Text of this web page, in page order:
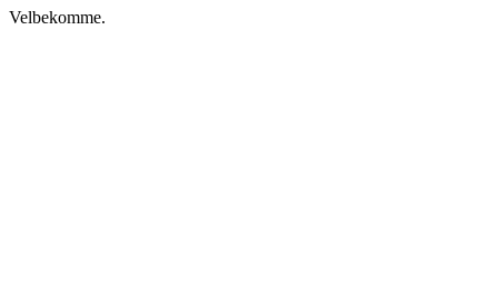
Velbekomme.